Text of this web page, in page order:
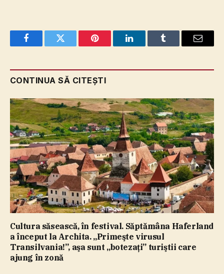
FacebookTwitter Pinterest LinkedInTumblr Email
CONTINUA SĂ CITEȘTI
Cultura săsească, în festival. Săptămâna Haferland
a început la Archita. „Primeşte virusul
Transilvania!”, aşa sunt „botezaţi” turiştii care
ajung în zonă